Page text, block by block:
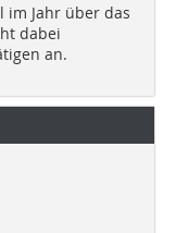
im Jahr über das
dabei
an.